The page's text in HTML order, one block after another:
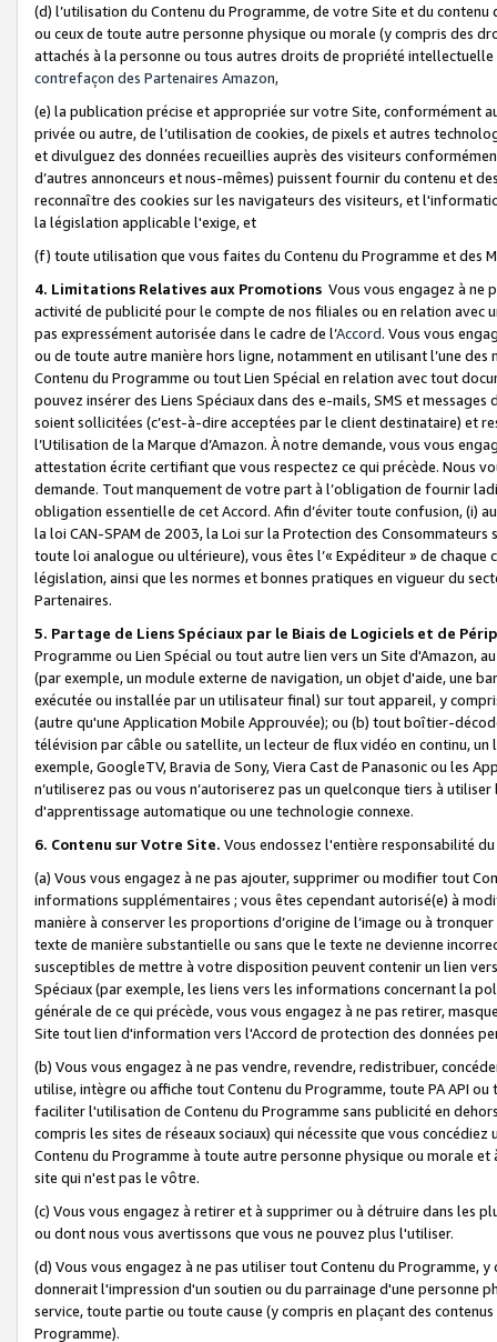
(d) l’utilisation du Contenu du Programme, de votre Site et du
ou ceux de toute autre personne physique ou morale (y compris des
attachés à la personne ou tous autres droits de propriété
contrefaçon des Partenaires Amazon,
(e) la publication précise et appropriée sur votre Site, conformément
privée ou autre, de l’utilisation de cookies, de pixels et autres
et divulguez des données recueillies auprès des visiteurs
d’autres annonceurs et nous-mêmes) puissent fournir du contenu et
reconnaître des cookies sur les navigateurs des visiteurs, et
la législation applicable l'exige, et
(f) toute utilisation que vous faites du Contenu du Programme et des
4. Limitations Relatives aux Promotions Vous vous engagez à ne
activité de publicité pour le compte de nos filiales ou en relation avec
pas expressément autorisée dans le cadre de l’Accord. Vous vous
ou de toute autre manière hors ligne, notamment en utilisant l’une
Contenu du Programme ou tout Lien Spécial en relation avec tout
pouvez insérer des Liens Spéciaux dans des e-mails, SMS et
soient sollicitées (c’est-à-dire acceptées par le client destinataire) et
l’Utilisation de la Marque d’Amazon. À notre demande, vous vous
attestation écrite certifiant que vous respectez ce qui précède. Nous
demande. Tout manquement de votre part à l’obligation de fournir
obligation essentielle de cet Accord. Afin d’éviter toute confusion, (i)
la loi CAN-SPAM de 2003, la Loi sur la Protection des
toute loi analogue ou ultérieure), vous êtes l’« Expéditeur » de
législation, ainsi que les normes et bonnes pratiques en vigueur du
Partenaires.
5. Partage de Liens Spéciaux par le Biais de Logiciels et de
Programme ou Lien Spécial ou tout autre lien vers un Site d'Amazon,
(par exemple, un module externe de navigation, un objet d'aide, une
exécutée ou installée par un utilisateur final) sur tout appareil, y
(autre qu'une Application Mobile Approuvée); ou (b) tout boîtier-
télévision par câble ou satellite, un lecteur de flux vidéo en continu,
exemple, GoogleTV, Bravia de Sony, Viera Cast de Panasonic ou les
n’utiliserez pas ou vous n’autoriserez pas un quelconque tiers à
d'apprentissage automatique ou une technologie connexe.
6. Contenu sur Votre Site. Vous endossez l'entière responsabilité
(a) Vous vous engagez à ne pas ajouter, supprimer ou modifier tout
informations supplémentaires ; vous êtes cependant autorisé(e) à
manière à conserver les proportions d’origine de l’image ou à
texte de manière substantielle ou sans que le texte ne devienne
susceptibles de mettre à votre disposition peuvent contenir un lien
Spéciaux (par exemple, les liens vers les informations concernant la
générale de ce qui précède, vous vous engagez à ne pas retirer,
Site tout lien d'information vers l'Accord de protection des données
(b) Vous vous engagez à ne pas vendre, revendre, redistribuer,
utilise, intègre ou affiche tout Contenu du Programme, toute PA API
faciliter l'utilisation de Contenu du Programme sans publicité en
compris les sites de réseaux sociaux) qui nécessite que vous
Contenu du Programme à toute autre personne physique ou morale
site qui n'est pas le vôtre.
(c) Vous vous engagez à retirer et à supprimer ou à détruire dans les
ou dont nous vous avertissons que vous ne pouvez plus l'utiliser.
(d) Vous vous engagez à ne pas utiliser tout Contenu du Programme,
donnerait l'impression d'un soutien ou du parrainage d'une personne
service, toute partie ou toute cause (y compris en plaçant des
Programme).